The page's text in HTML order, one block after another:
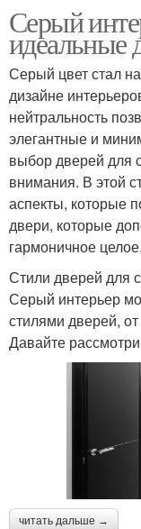
Серый
идеальные
Серый цвет стал
дизайне
нейтральность
элегантные и
выбор дверей для
внимания. В этой
аспекты, которые
двери, которые
гармоничное целое.
Стили дверей для
Серый интерьер
стилями дверей,
Давайте
читать дальше →